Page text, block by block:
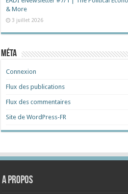
& More
3 juillet 2026
Méta
Connexion
Flux des publications
Flux des commentaires
Site de WordPress-FR
A propos